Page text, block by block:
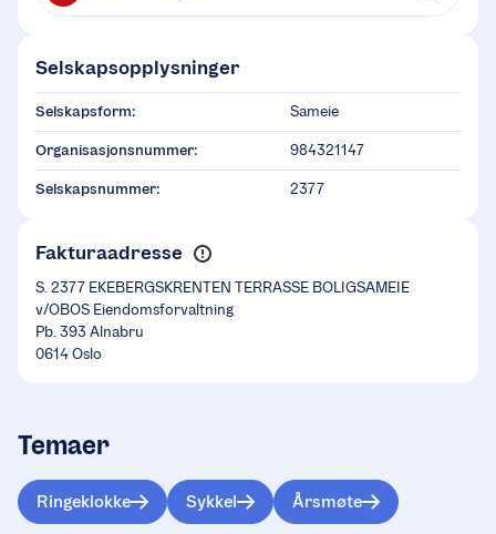
Selskapsopplysninger
Selskapsform: Sameie
Organisasjonsnummer: 984321147
Selskapsnummer: 2377
Fakturaadresse
S. 2377 EKEBERGSKRENTEN TERRASSE BOLIGSAMEIE
v/OBOS Eiendomsforvaltning
Pb. 393 Alnabru
0614 Oslo
Temaer
Ringeklokke Sykkel Årsmøte